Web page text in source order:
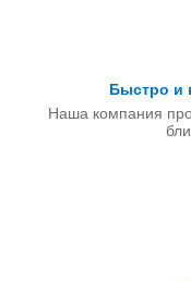
Быстро и
Наша компания